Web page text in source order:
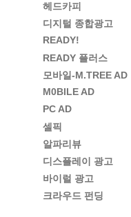
헤드카피
디지털 종합광고
READY!
READY 플러스
모바일-M.TREE AD
M0BILE AD
PC AD
셀픽
알파리뷰
디스플레이 광고
바이럴 광고
크라우드 펀딩